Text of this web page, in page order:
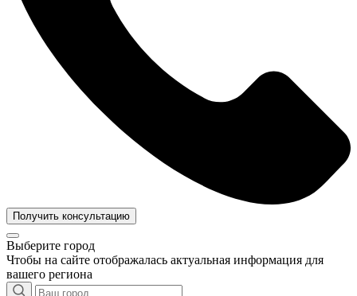
Получить консультацию
Выберите город
Чтобы на сайте отображалась актуальная информация для
вашего региона